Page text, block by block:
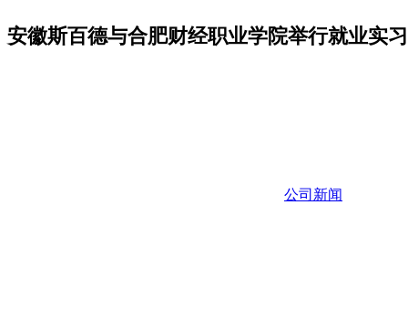
安徽斯百德与合肥财经职业学院举行就业实
公司新闻